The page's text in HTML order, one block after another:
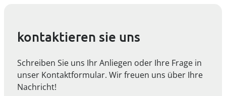
kontaktieren sie uns
Schreiben Sie uns Ihr Anliegen oder Ihre Frage in
unser Kontaktformular. Wir freuen uns über Ihre
Nachricht!